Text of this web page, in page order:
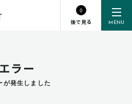
MENU
0
後で見る
エラー
が発生しました